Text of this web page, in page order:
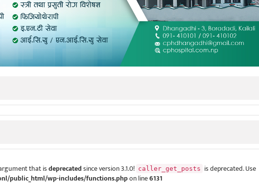
that isdeprecatedsince version 3.1.0! caller_get_posts is deprecated. Use
public_html/wp-includes/functions.phpon line6131